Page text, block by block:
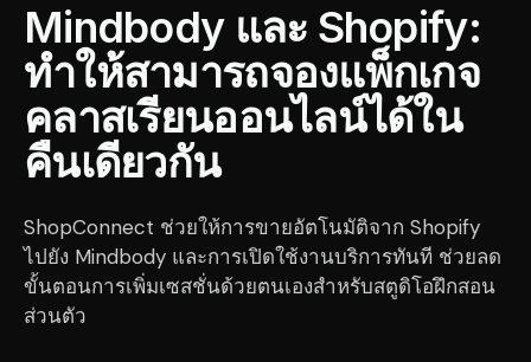
Mindbody และ Shopify:
ทำให้สามารถจองแพ็กเกจ
คลาสเรียนออนไลน์ได้ใน
คืนเดียวกัน
ShopConnect ช่วยให้การขายอัตโนมัติจาก Shopify
ไปยัง Mindbody และการเปิดใช้งานบริการทันที ช่วยลด
ขั้นตอนการเพิ่มเซสชั่นด้วยตนเองสำหรับสตูดิโอฝึกสอน
ส่วนตัว